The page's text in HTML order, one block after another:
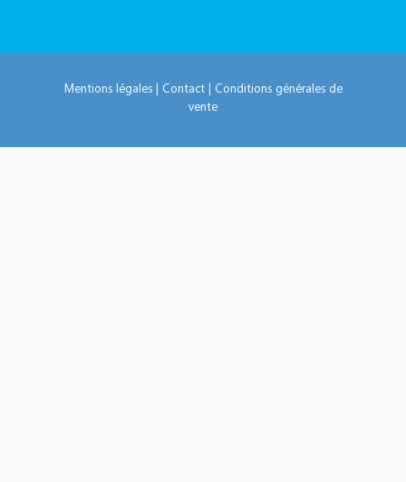
Mentions légales| Contact| Conditions générales de
vente